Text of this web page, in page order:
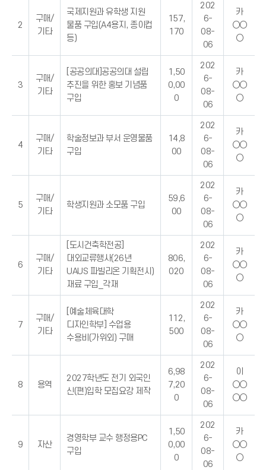
2
구매/
기타
국제지원과 유학생 지원
물품 구입(A4용지, 종이컵
등)
157,
170
202
6-
08-
06
카
○○
○
3
구매/
기타
[공공의대]공공의대 설립
추진을 위한 홍보 기념품
구입
1,50
0,00
0
202
6-
08-
06
카
○○
○
4
구매/
기타
학술정보과 부서 운영물품
구입
14,8
00
202
6-
08-
06
카
○○
○
5
구매/
기타
학생지원과 소모품 구입
59,6
00
202
6-
08-
06
카
○○
○
6
구매/
기타
[도시건축학전공]
대외교류행사(26년
UAUS 파빌리온 기획전시)
재료 구입_각재
806,
020
202
6-
08-
06
카
○○
○
7
구매/
기타
[예술체육대학
디자인학부] 수업용
수용비(가위외) 구매
112,
500
202
6-
08-
06
카
○○
○
8 용역
2027학년도 전기 외국인
신(편)입학 모집요강 제작
6,98
7,20
0
202
6-
08-
06
이
○○
○○
9 자산
경영학부 교수 행정용PC
구입
1,50
0,00
0
202
6-
08-
06
카
○○
○